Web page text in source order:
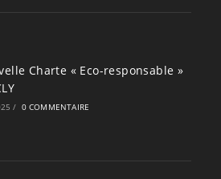
Charte « Eco-responsable »
/ 0 COMMENTAIRE